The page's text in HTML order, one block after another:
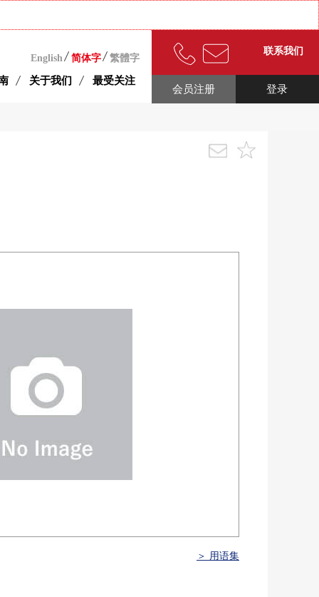
English 简体字 繁體字
关于我们 最受关注
联系我们
登录
会员注册
＞ 用语集